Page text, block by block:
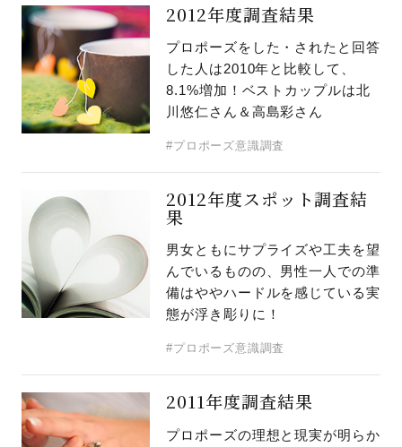
2012年度調査結果
プロポーズをした・されたと回答
した人は2010年と比較して、
8.1%増加！ベストカップルは北
川悠仁さん＆高島彩さん
#プロポーズ意識調査
2012年度スポット調査結
果
男女ともにサプライズや工夫を望
んでいるものの、男性一人での準
備はややハードルを感じている実
態が浮き彫りに！
#プロポーズ意識調査
2011年度調査結果
プロポーズの理想と現実が明らか